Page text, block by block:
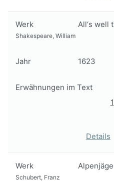
Werk All‘s well
Shakespeare, William
Jahr 1623
Erwähnungen im Text
1
Details
Werk
Schubert, Franz